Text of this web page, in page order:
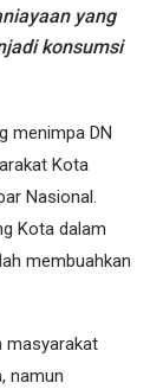
yang
konsumsi
menimpa DN
Kota
Nasional.
Kota dalam
membuahkan
masyarakat
namun